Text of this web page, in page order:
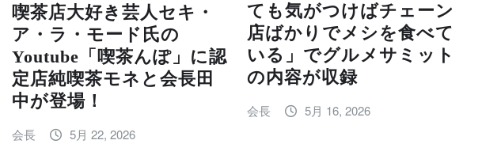
喫茶店大好き芸人セキ・
ア・ラ・モード氏の
Youtube「喫茶んぽ」に認
定店純喫茶モネと会長田
中が登場！
会長 5月 22, 2026
ても気がつけばチェーン
店ばかりでメシを食べて
いる」でグルメサミット
の内容が収録
会長 5月 16, 2026